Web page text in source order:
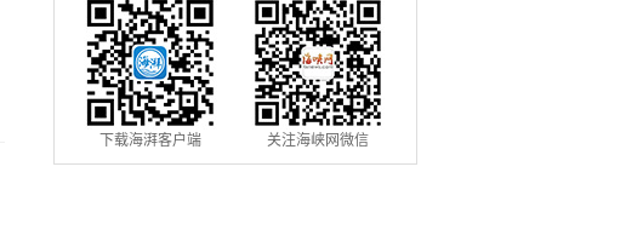
下载海湃客户端 关注海峡网微信